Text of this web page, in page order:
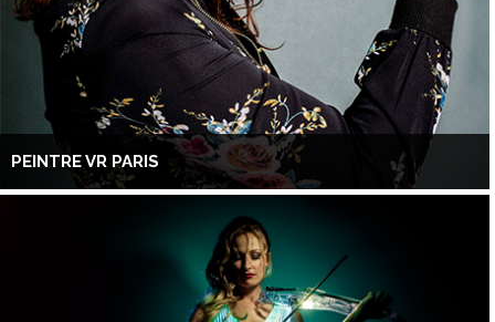
PEINTRE VR PARIS